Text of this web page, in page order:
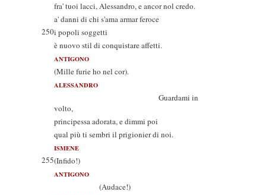
fra' tuoi lacci, Alessandro, e ancor nol credo.
a' danni di chi s'ama armar feroce
250i popoli soggetti
è nuovo stil di conquistare affetti.
ANTIGONO
(Mille furie ho nel cor).
ALESSANDRO
Guardami in
volto,
principessa adorata, e dimmi poi
qual più ti sembri il prigionier di noi.
ISMENE
255(Infido!)
ANTIGONO
(Audace!)